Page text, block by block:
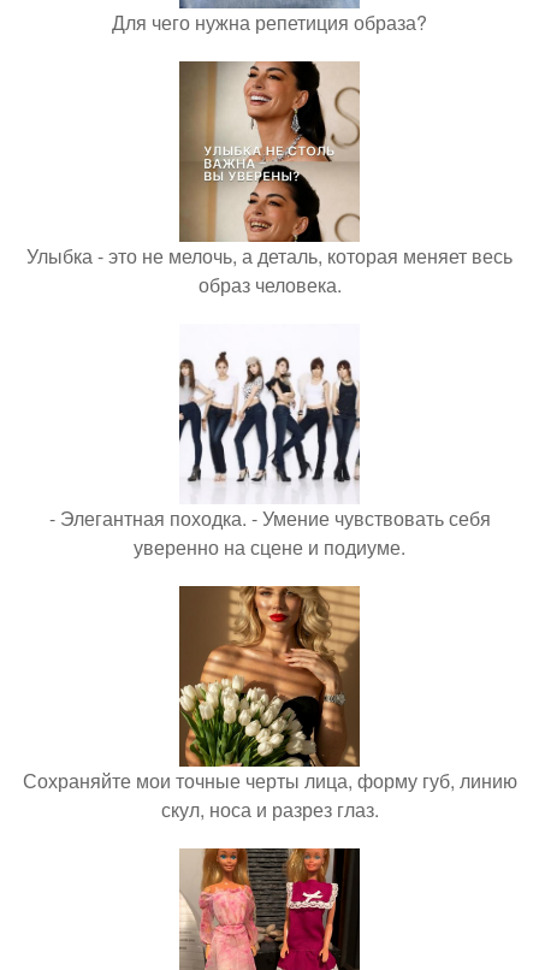
Для чего нужна репетиция образа?
Улыбка - это не мелочь, а деталь, которая меняет весь
образ человека.
- Элегантная походка. - Умение чувствовать себя
уверенно на сцене и подиуме.
Сохраняйте мои точные черты лица, форму губ, линию
скул, носа и разрез глаз.